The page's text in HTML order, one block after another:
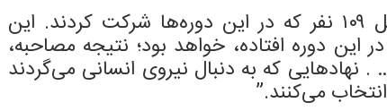
“این دوره ویترینی خواهد بود از پروفایل ۱۰۹ نفر که در این دوره‌ها شرکت کردند. این
این دوره افتاده، خواهد بود؛ نتیجه مصاحبه،
نهادهایی که به دنبال نیروی انسانی می‌گردند
می‌کنند.”